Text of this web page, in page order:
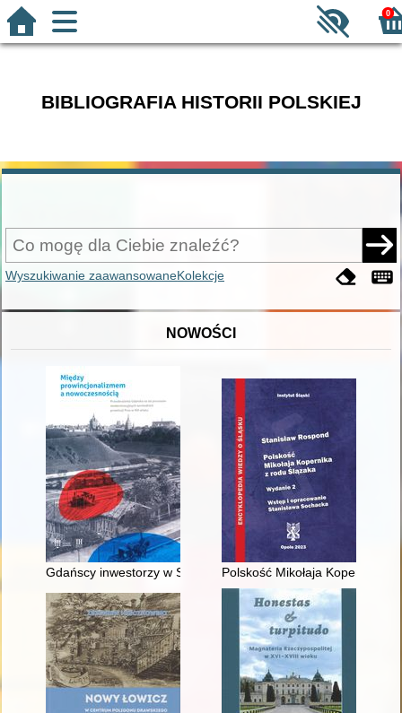
0
BIBLIOGRAFIA HISTORII POLSKIEJ
Wyszukiwanie zaawansowaneKolekcje
NOWOŚCI
Gdańscy inwestorzy w Sopocie : prestiż finansowy i
Polskość Mikołaja Kopernika z